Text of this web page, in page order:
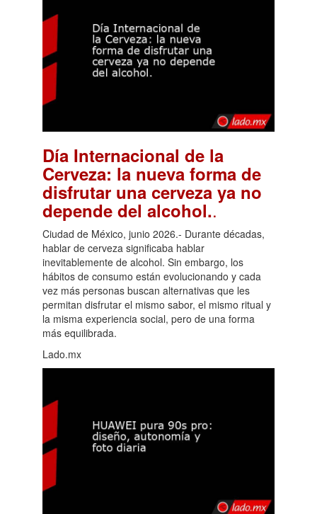
Día Internacional de la
Cerveza: la nueva forma de
disfrutar una cerveza ya no
depende del alcohol..
Ciudad de México, junio 2026.- Durante décadas,
hablar de cerveza significaba hablar
inevitablemente de alcohol. Sin embargo, los
hábitos de consumo están evolucionando y cada
vez más personas buscan alternativas que les
permitan disfrutar el mismo sabor, el mismo ritual y
la misma experiencia social, pero de una forma
más equilibrada.
Lado.mx